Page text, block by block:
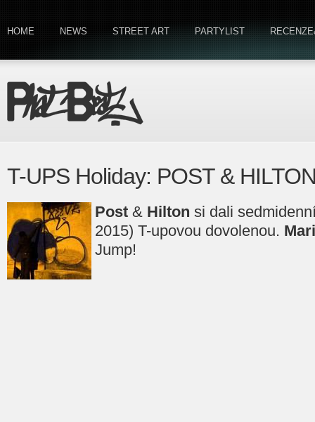
HOME NEWS STREET ART PARTYLIST
T-UPS Holiday: POST &
Post & Hilton si dali
2015) T-upovou dovolenou.
Jump!